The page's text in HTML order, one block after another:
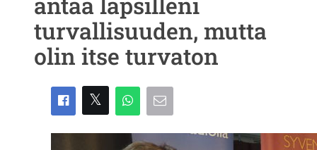
turvallisuuden, mutta
olin itse turvaton